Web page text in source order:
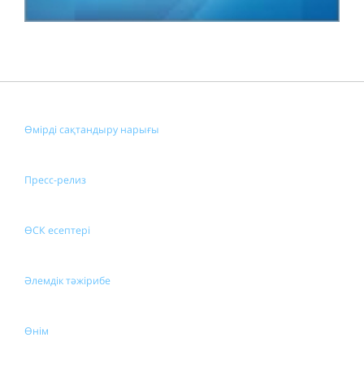
Өмірді сақтандыру нарығы
Пресс-релиз
ӨСК есептері
Әлемдік тәжірибе
Өнім